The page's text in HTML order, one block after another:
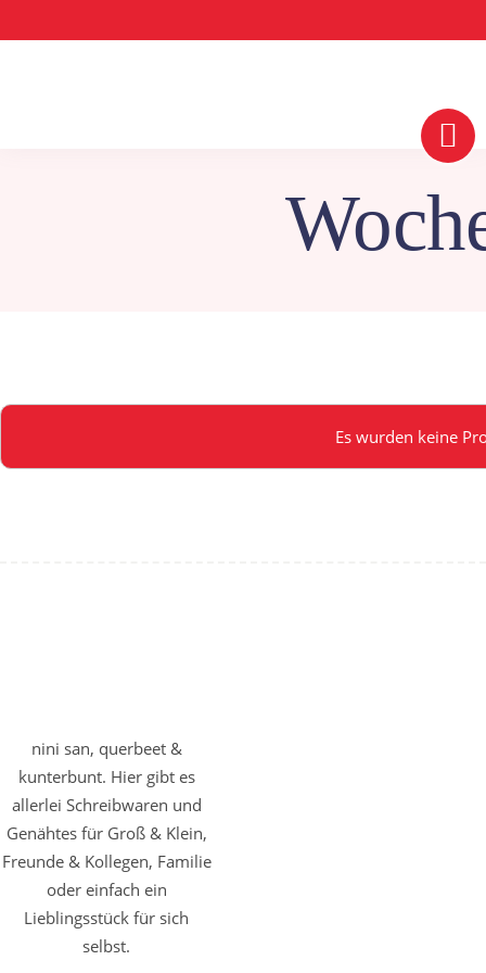
Es wurden keine
nini san, querbeet &
kunterbunt. Hier gibt es
allerlei Schreibwaren und
Genähtes für Groß & Klein,
Freunde & Kollegen, Familie
oder einfach ein
Lieblingsstück für sich
selbst.